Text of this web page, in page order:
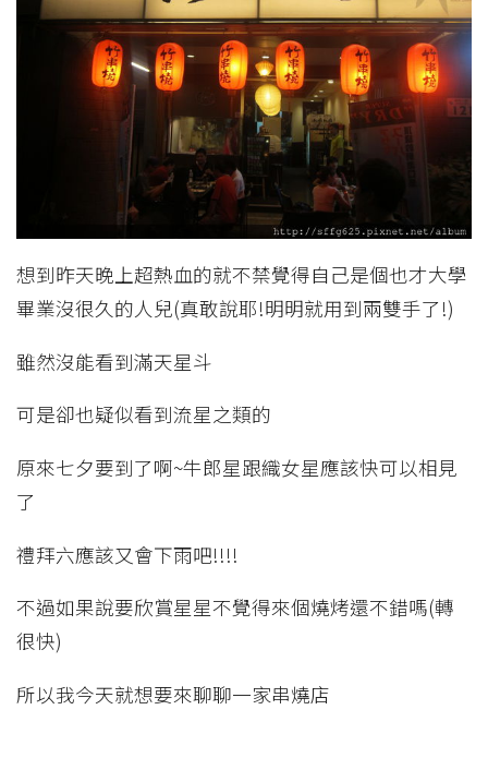
想到昨天晚上超熱血的就不禁覺得自己是個也才大學
畢業沒很久的人兒(真敢說耶!明明就用到兩雙手了!)
雖然沒能看到滿天星斗
可是卻也疑似看到流星之類的
原來七夕要到了啊~牛郎星跟織女星應該快可以相見
了
禮拜六應該又會下雨吧!!!!
不過如果說要欣賞星星不覺得來個燒烤還不錯嗎(轉
很快)
所以我今天就想要來聊聊一家串燒店